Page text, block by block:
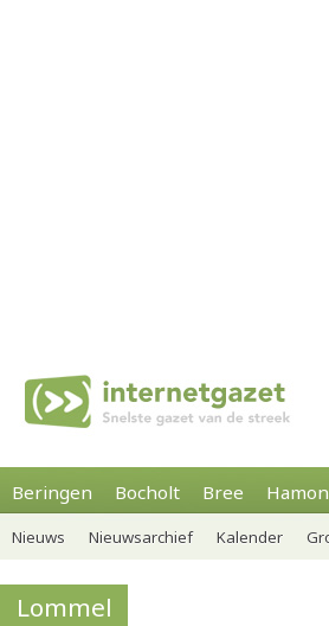
Beringen Bocholt Bree
Nieuws Nieuwsarchief Kalender
Lommel